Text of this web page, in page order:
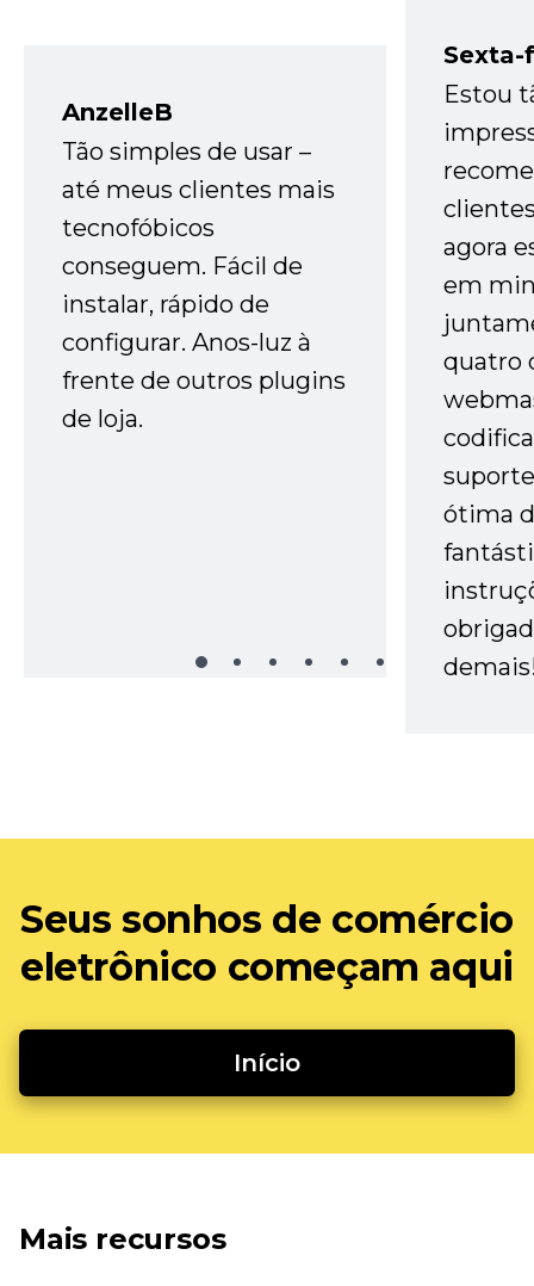
AnzelleB
Tão simples de usar –
até meus clientes mais
tecnofóbicos
conseguem. Fácil de
instalar, rápido de
configurar. Anos-luz à
frente de outros plugins
de loja.
Sexta-
Estou
agora
em
quatro
ótima
Seus sonhos de comércio
eletrônico começam aqui
Início
Mais recursos